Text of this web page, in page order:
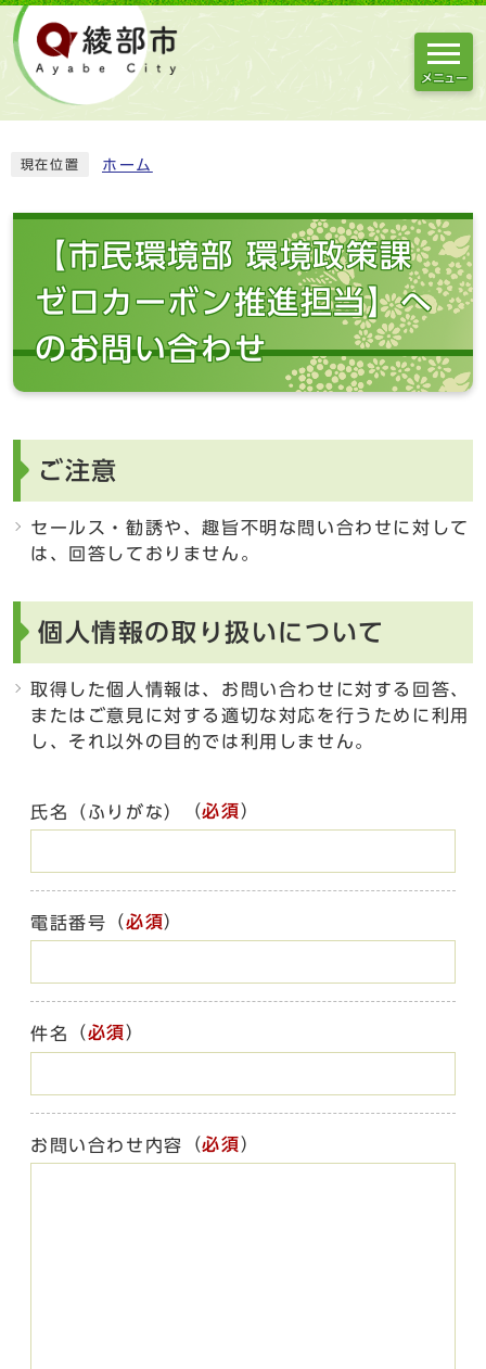
メニュー
現在位置 ホーム
【市民環境部 環境政策課
ゼロカーボン推進担当】へ
のお問い合わせ
ご注意
セールス・勧誘や、趣旨不明な問い合わせに対して
は、回答しておりません。
個人情報の取り扱いについて
取得した個人情報は、お問い合わせに対する回答、
またはご意見に対する適切な対応を行うために利用
し、それ以外の目的では利用しません。
氏名（ふりがな） （必須）
電話番号 （必須）
件名 （必須）
お問い合わせ内容 （必須）